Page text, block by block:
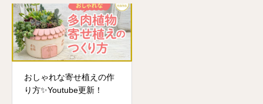
おしゃれな寄せ植えの作
り方✨Youtube更新！